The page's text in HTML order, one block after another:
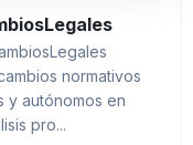
normativos
y autónomos en
pro...